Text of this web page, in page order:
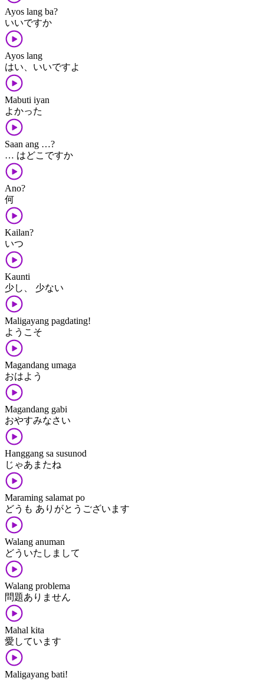
Ayos lang ba?
いいですか
Ayos lang
はい、いいですよ
Mabuti iyan
よかった
Saan ang …?
… はどこですか
Ano?
何
Kailan?
いつ
Kaunti
少し、 少ない
Maligayang pagdating!
ようこそ
Magandang umaga
おはよう
Magandang gabi
おやすみなさい
Hanggang sa susunod
じゃあまたね
Maraming salamat po
どうも ありがとうございます
Walang anuman
どういたしまして
Walang problema
問題ありません
Mahal kita
愛しています
Maligayang bati!